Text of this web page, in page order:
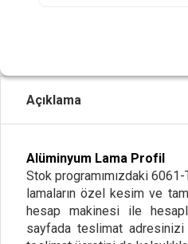
Açıklama
Alüminyum Lama Profil
Stok programımızdaki
lamaların özel kesim ve
hesap makinesi ile
sayfada teslimat adresinizi